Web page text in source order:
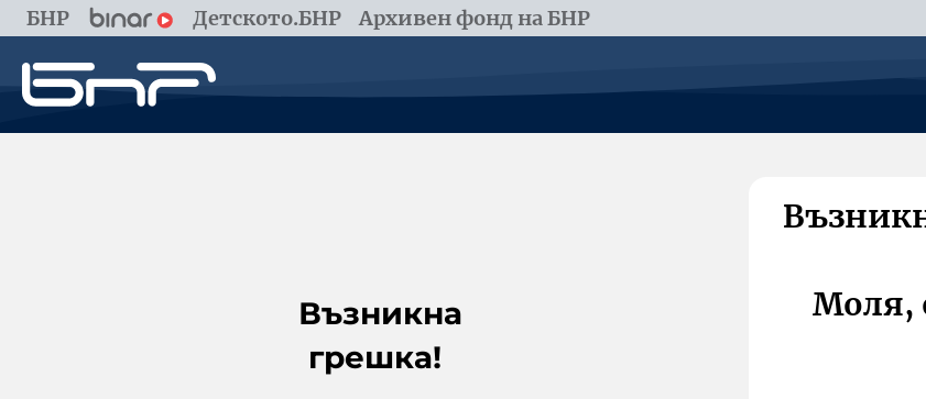
БНР Детското.БНР Архивен фонд на БНР
Възникна
грешка!
Моля,